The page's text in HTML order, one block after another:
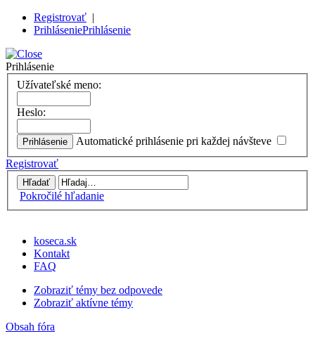
Registrovať |
PrihláseniePrihlásenie
Prihlásenie
Užívateľské meno:
Heslo:
Automatické prihlásenie pri každej návšteve
Registrovať
Pokročilé hľadanie
koseca.sk
Kontakt
FAQ
Zobraziť témy bez odpovede
Zobraziť aktívne témy
Obsah fóra